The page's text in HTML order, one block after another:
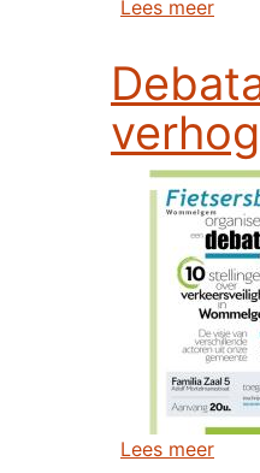
Lees meerover
Lees meerover